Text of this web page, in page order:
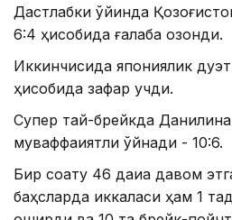
Дастлабки ўйинда
6:4 ҳисобида ғалаба қозонди.
Иккинчисида япониялик
ҳисобида зафар қучди.
Супер тай-брейкда
муваффақиятли ўйнади - 10:6.
Бир соату 46 дақиқа давом
баҳсларда иккаласи ҳам 1